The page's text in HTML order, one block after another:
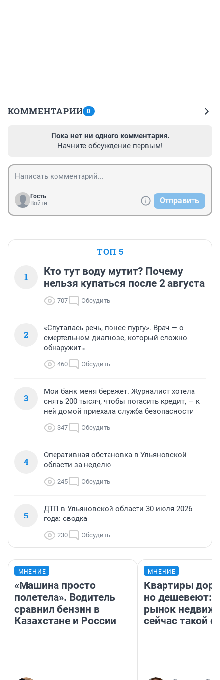
КОММЕНТАРИИ 0
Пока нет ни одного комментария.
Начните обсуждение первым!
Гость
Войти
Отправить
ТОП 5
1
Кто тут воду мутит? Почему
нельзя купаться после 2 августа
707 Обсудить
2
«Спуталась речь, понес пургу». Врач — о
смертельном диагнозе, который сложно
обнаружить
460 Обсудить
3
Мой банк меня бережет. Журналист хотела
снять 200 тысяч, чтобы погасить кредит, — к
ней домой приехала служба безопасности
347 Обсудить
4
Оперативная обстановка в Ульяновской
области за неделю
245 Обсудить
5
ДТП в Ульяновской области 30 июля 2026
года: сводка
230 Обсудить
МНЕНИЕ
«Машина просто
полетела». Водитель
сравнил бензин в
Казахстане и России
МНЕНИЕ
Квартиры
но дешевеют:
рынок
сейчас такой